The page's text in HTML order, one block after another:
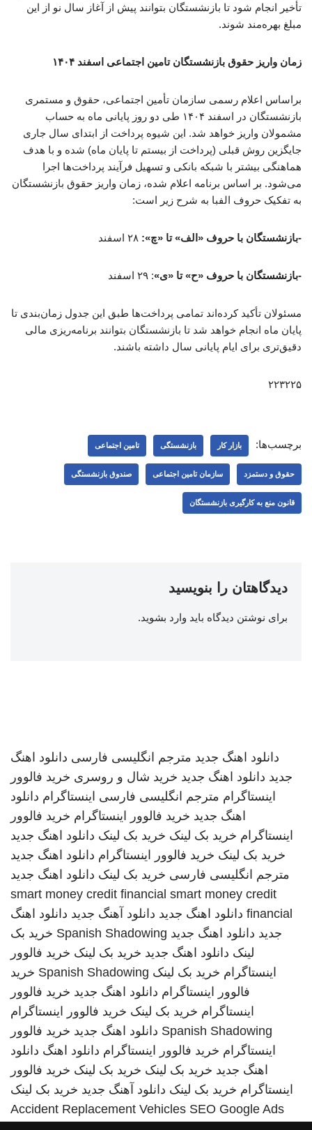
تأخیر انجام شود تا بازنشستگان بتوانند پیش از آغاز سال نو از این
مبلغ بهره‌مند شوند.
زمان واریز حقوق بازنشستگان تامین اجتماعی اسفند ۱۴۰۴
براساس اعلام رسمی سازمان تأمین اجتماعی، حقوق و مستمری
بازنشستگان در اسفند ۱۴۰۴ طی دو روز پایانی ماه به حساب
مشمولان واریز خواهد شد. این شیوه پرداخت از ابتدای سال جاری
جایگزین روش قبلی (پرداخت از بیستم تا پایان ماه) شده و با هدف
هماهنگی بیشتر با شبکه بانکی و تسهیل فرآیند پرداخت‌ها اجرا
می‌شود. بر اساس برنامه اعلام شده، زمان واریز حقوق بازنشستگان
به تفکیک حروف الفبا به شرح زیر است:
-بازنشستگان با حروف «الف» تا «چ»:
-بازنشستگان با حروف «ح» تا «ی»: ۲۹ اسفند
مسئولان تأکید کرده‌اند تمامی پرداخت‌ها طبق این جدول زمان‌بندی تا
پایان ماه انجام خواهد شد تا بازنشستگان بتوانند برنامه‌ریزی مالی
دقیق‌تری برای ایام پایانی سال داشته باشند.
۲۲۳۲۲۵
برچسب‌ها: بازار کار بازنشستگی تامین اجتماعی
حقوق و دستمزد سازمان تامین اجتماعی صندوق بازنشستگی
قانون منع به کارگیری بازنشستگان
دیدگاهتان را بنویسید
برای نوشتن دیدگاه باید وارد بشوید.
دانلود اهنگ جدید مترجم انگلیسی فارسی دانلود اهنگ
جدید دانلود اهنگ جدید خرید شال و روسری خرید فالوور
اینستاگرام مترجم انگلیسی فارسی اینستاگرام دانلود
اهنگ جدید خرید فالوور اینستاگرام خرید فالوور
اینستاگرام خرید بک لینک خرید بک لینک دانلود اهنگ جدید
خرید بک لینک خرید فالوور اینستاگرام دانلود اهنگ جدید
مترجم انگلیسی فارسی خرید بک لینک دانلود اهنگ جدید
smart money credit financial smart money credit
financial دانلود اهنگ جدید دانلود آهنگ جدید دانلود اهنگ
جدید دانلود اهنگ جدید Spanish Shadowing خرید بک
لینک دانلود اهنگ جدید خرید بک لینک خرید فالوور
اینستاگرام خرید بک لینک Spanish Shadowing خرید
فالوور اینستاگرام دانلود اهنگ جدید خرید فالوور
اینستاگرام خرید بک لینک خرید فالوور اینستاگرام
Spanish Shadowing دانلود اهنگ جدید خرید فالوور
اینستاگرام خرید فالوور اینستاگرام دانلود اهنگ دانلود
اهنگ جدید خرید بک لینک خرید بک لینک خرید فالوور
اینستاگرام خرید بک لینک دانلود آهنگ جدید خرید بک لینک
Accident Replacement Vehicles SEO Google Ads